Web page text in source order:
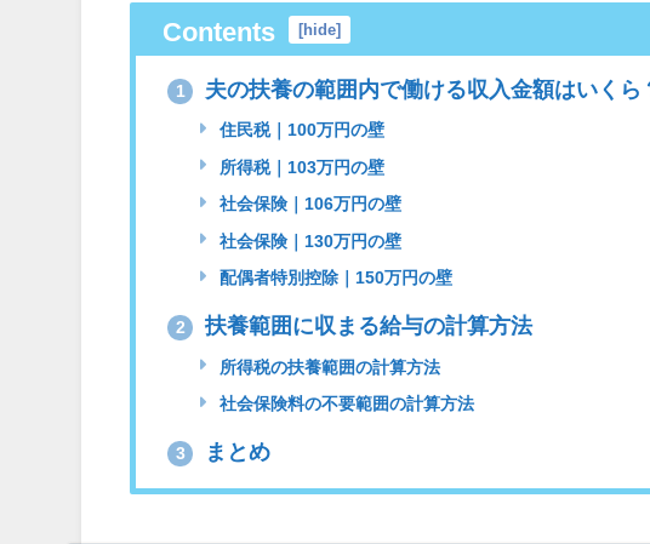
Contents [hide]
1 夫の扶養の範囲内で働ける収入金額はいく
住民税｜100万円の壁
所得税｜103万円の壁
社会保険｜106万円の壁
社会保険｜130万円の壁
配偶者特別控除｜150万円の壁
2 扶養範囲に収まる給与の計算方法
所得税の扶養範囲の計算方法
社会保険料の不要範囲の計算方法
3 まとめ